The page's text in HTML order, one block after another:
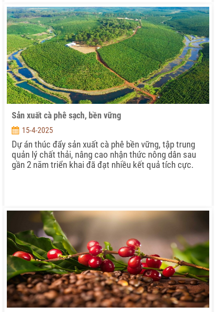
Sản xuất cà phê sạch, bền vững
15-4-2025
Dự án thúc đẩy sản xuất cà phê bền vững, tập trung
quản lý chất thải, nâng cao nhận thức nông dân sau
gần 2 năm triển khai đã đạt nhiều kết quả tích cực.